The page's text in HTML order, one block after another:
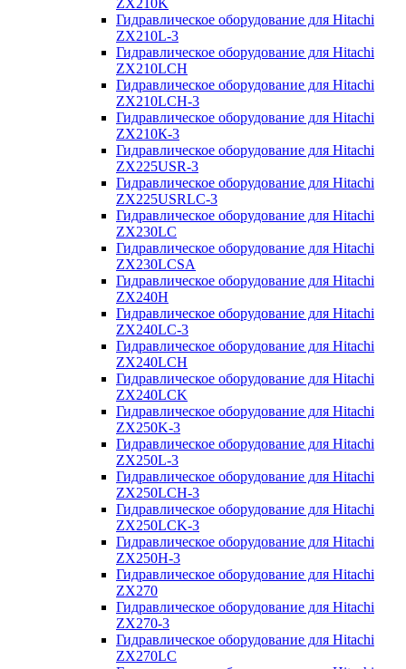
ZX210K
Гидравлическое оборудование для Hitachi
ZX210L-3
Гидравлическое оборудование для Hitachi
ZX210LCH
Гидравлическое оборудование для Hitachi
ZX210LCH-3
Гидравлическое оборудование для Hitachi
ZX210К-3
Гидравлическое оборудование для Hitachi
ZX225USR-3
Гидравлическое оборудование для Hitachi
ZX225USRLC-3
Гидравлическое оборудование для Hitachi
ZX230LC
Гидравлическое оборудование для Hitachi
ZX230LCSA
Гидравлическое оборудование для Hitachi
ZX240H
Гидравлическое оборудование для Hitachi
ZX240LC-3
Гидравлическое оборудование для Hitachi
ZX240LCH
Гидравлическое оборудование для Hitachi
ZX240LCK
Гидравлическое оборудование для Hitachi
ZX250K-3
Гидравлическое оборудование для Hitachi
ZX250L-3
Гидравлическое оборудование для Hitachi
ZX250LCH-3
Гидравлическое оборудование для Hitachi
ZX250LCK-3
Гидравлическое оборудование для Hitachi
ZX250Н-3
Гидравлическое оборудование для Hitachi
ZX270
Гидравлическое оборудование для Hitachi
ZX270-3
Гидравлическое оборудование для Hitachi
ZX270LC